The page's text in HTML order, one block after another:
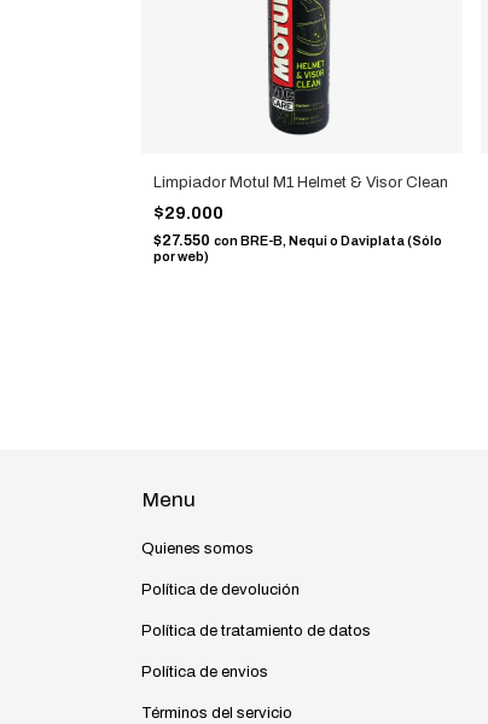
Limpiador Motul M1 Helmet & Visor Clean
$29.000
$27.550 conBRE-B, Nequi o Daviplata (Sólo
por web)
Menu
Quienes somos
Política de devolución
Política de tratamiento de datos
Política de envios
Términos del servicio